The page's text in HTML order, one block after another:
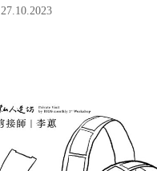
27.10.2023